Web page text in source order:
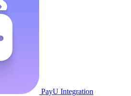
PayU Integration